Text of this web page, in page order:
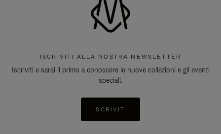
ISCRIVITI ALLA NOSTRA NEWSLETTER
Iscriviti e sarai il primo a conoscere le nuove collezioni e gli eventi
speciali.
ISCRIVITI